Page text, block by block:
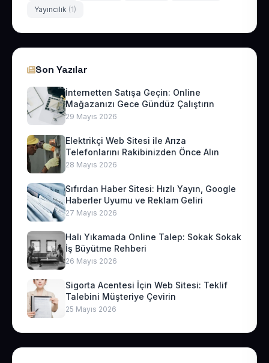
Yayıncılık (1)
Son Yazılar
İnternetten Satışa Geçin: Online
Mağazanızı Gece Gündüz Çalıştırın
29 Mayıs 2026
Elektrikçi Web Sitesi ile Arıza
Telefonlarını Rakibinizden Önce Alın
28 Mayıs 2026
Sıfırdan Haber Sitesi: Hızlı Yayın, Google
Haberler Uyumu ve Reklam Geliri
27 Mayıs 2026
Halı Yıkamada Online Talep: Sokak Sokak
İş Büyütme Rehberi
26 Mayıs 2026
Sigorta Acentesi İçin Web Sitesi: Teklif
Talebini Müşteriye Çevirin
25 Mayıs 2026